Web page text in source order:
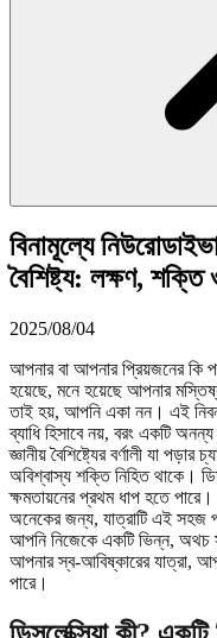
বিনামূল্যে
বৈশিষ্ট্য: লক্ষণ, শক্তি
2025/08/04
আপনার বা আপনার প্রিয়জনের কি
হয়েছে, মনে হয়েছে আপনার
তাই হয়, আপনি একা নন। এই
ব্যাধি হিসাবে নয়, বরং একটি
জ্ঞানীয় বৈশিষ্ট্যের বর্ণালী যা
অবিশ্বাস্য শক্তি নিহিত থাকে।
ক্ষমতায়নের প্রথম ধাপ হতে পারে।
অনেকের জন্য, যাত্রাটি এই সহজ
আপনি নিজেকে একটি ভিন্ন, অথচ
আপনার স্ব-আবিষ্কারের
পারে।